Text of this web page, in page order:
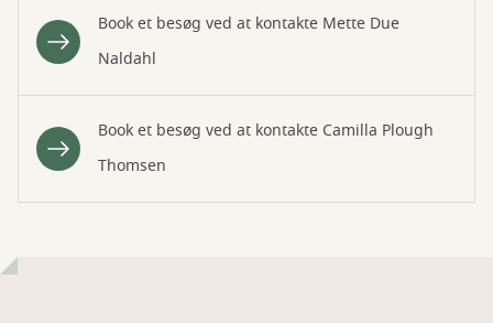
Book et besøg ved at kontakte Mette Due
Naldahl
Book et besøg ved at kontakte Camilla Plough
Thomsen